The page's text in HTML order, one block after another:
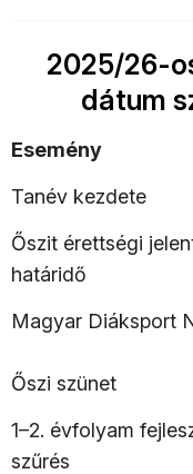
2025/26-
dátum
Esemény
Tanév kezdete
Őszit érettségi
határidő
Magyar Diáksport
Őszi szünet
1–2. évfolyam
szűrés